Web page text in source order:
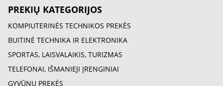
PREKIŲ KATEGORIJOS
KOMPIUTERINĖS TECHNIKOS PREKĖS
BUITINĖ TECHNIKA IR ELEKTRONIKA
SPORTAS, LAISVALAIKIS, TURIZMAS
TELEFONAI, IŠMANIEJI ĮRENGINIAI
GYVŪNŲ PREKĖS